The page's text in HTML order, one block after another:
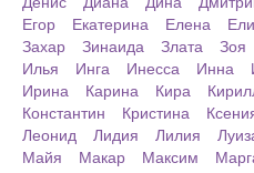
Егор
Екатерина Елена
Захар
Зинаида Злата Зоя
Илья
Инга Инесса Инна
Ирина
Карина Кира
Константин
Кристина
Леонид
Лидия Лилия
Майя
Макар Максим